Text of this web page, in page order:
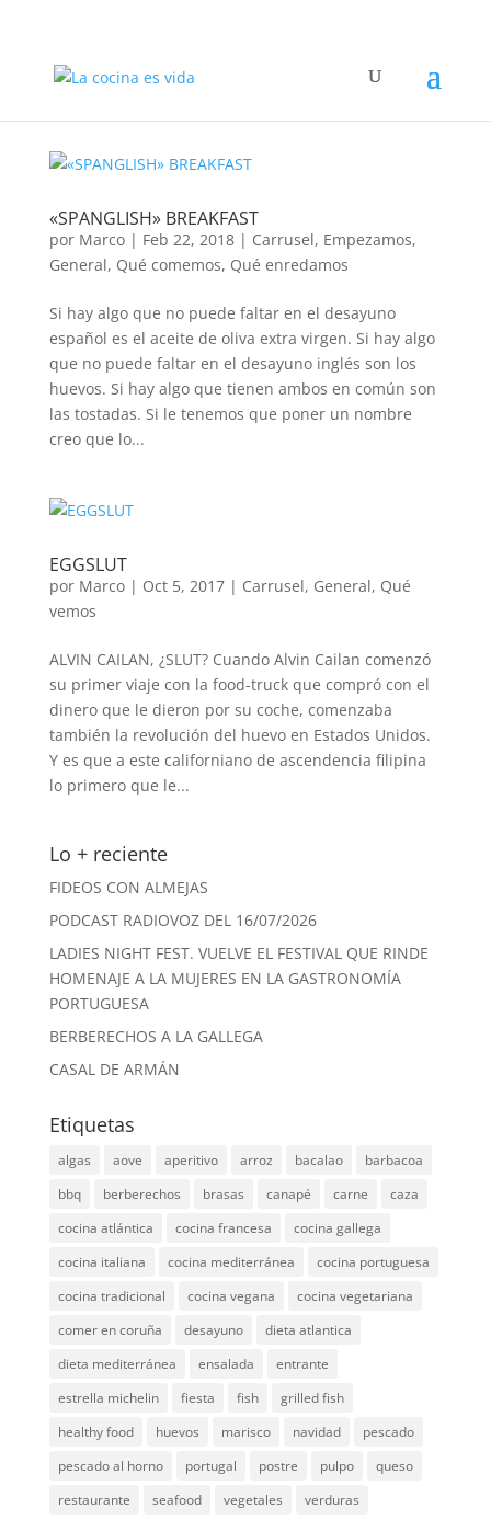
«SPANGLISH» BREAKFAST
por Marco| Feb 22, 2018| Carrusel, Empezamos,
General, Qué comemos, Qué enredamos
Si hay algo que no puede faltar en el desayuno
español es el aceite de oliva extra virgen. Si hay algo
que no puede faltar en el desayuno inglés son los
huevos. Si hay algo que tienen ambos en común son
las tostadas. Si le tenemos que poner un nombre
creo que lo...
EGGSLUT
por Marco| Oct 5, 2017| Carrusel, General, Qué
vemos
ALVIN CAILAN, ¿SLUT? Cuando Alvin Cailan comenzó
su primer viaje con la food-truck que compró con el
dinero que le dieron por su coche, comenzaba
también la revolución del huevo en Estados Unidos.
Y es que a este californiano de ascendencia filipina
lo primero que le...
Lo + reciente
FIDEOS CON ALMEJAS
PODCAST RADIOVOZ DEL 16/07/2026
LADIES NIGHT FEST. VUELVE EL FESTIVAL QUE RINDE
HOMENAJE A LA MUJERES EN LA GASTRONOMÍA
PORTUGUESA
BERBERECHOS A LA GALLEGA
CASAL DE ARMÁN
Etiquetas
algas aove aperitivo arroz bacalao
barbacoa
bbq
berberechos brasas canapé carne
caza
cocina atlántica
cocina francesa
cocina gallega
cocina italiana
cocina mediterránea
cocina portuguesa
cocina tradicional
cocina vegana
cocina vegetariana
comer en coruña
desayuno
dieta atlantica
dieta mediterránea
ensalada
entrante
estrella michelin
fiesta fish
grilled fish
healthy food
huevos marisco navidad
pescado
pescado al horno
portugal postre pulpo
queso
restaurante
seafood vegetales verduras